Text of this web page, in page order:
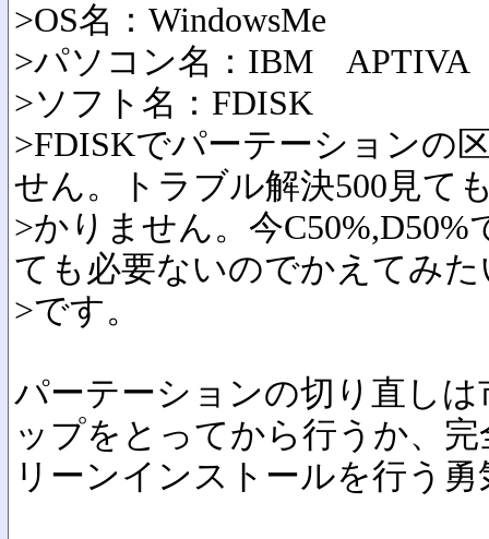
>OS名：WindowsMe
>パソコン名：IBM APTIVA
>ソフト名：FDISK
>FDISKでパーテーションの
せん。トラブル解決500見て
>かりません。今
ても必要ないのでかえてみ
>です。
パーテーションの切り直し
ップをとってから行うか、
リーンインストールを行う